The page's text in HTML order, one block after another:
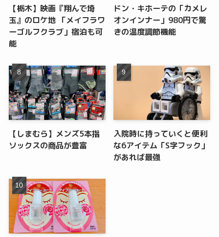
【栃木】映画『翔んで埼
玉』のロケ地 「メイフラワ
ーゴルフクラブ」宿泊も可
能
ドン・キホーテの「カメレ
オンインナー」980円で驚
きの温度調節機能
【しまむら】メンズ5本指
ソックスの商品が豊富
入院時に持っていくと便利
な6アイテム「S字フック」
があれば最強